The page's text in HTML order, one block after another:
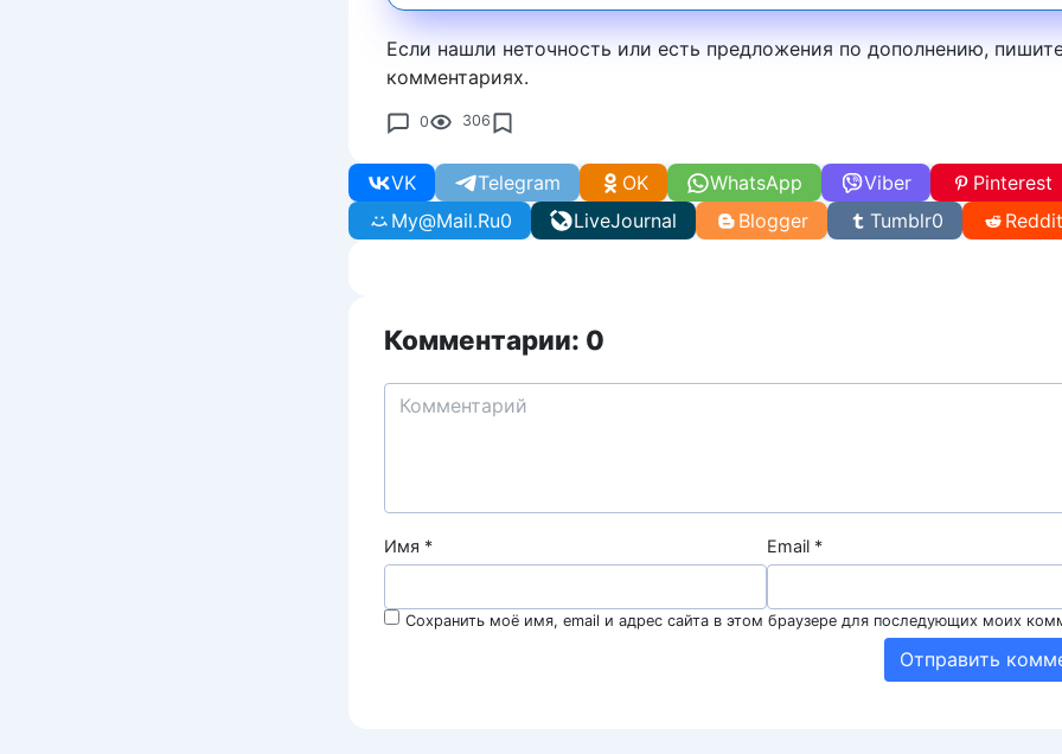
Если нашли неточность или есть предложения по дополнению,
комментариях.
0 306
WhatsApp
VK Telegram Viber
OK
LiveJournal
My@Mail.Ru0 Tumblr0
Pinterest
Reddit
Blogger
Комментарии: 0
Имя * Email *
Сохранить моё имя, email и адрес сайта в этом браузере для последующих моих